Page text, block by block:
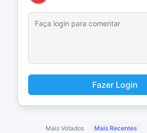
Fazer Login
Mais Votados Mais Recentes